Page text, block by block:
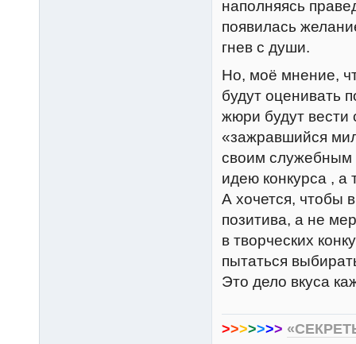
наполняясь
появилась
гнев с души.
Но, моё мнение,
будут оценивать
жюри будут вести
«зажравшийся
своим служебным
идею конкурса , а
А хочется, чтобы
позитива, а не
в творческих
пытаться
Это дело вкуса
>>>>>>>